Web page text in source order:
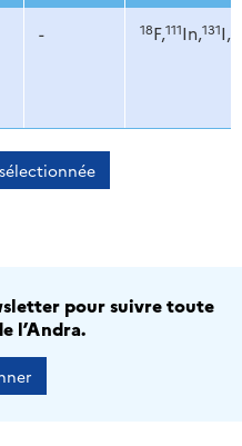
- 18F,111In,131I,
pour suivre toute
l’Andra.